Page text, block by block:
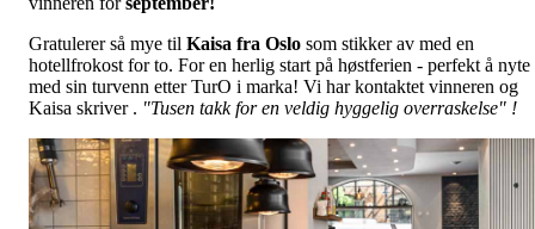
Gratulerer så mye til Kaisa fra Oslo som stikker av med en
hotellfrokost for to. For en herlig start på høstferien - perfekt å nyte
med sin turvenn etter TurO i marka! Vi har kontaktet vinneren og
Kaisa skriver . "Tusen takk for en veldig hyggelig overraskelse" !